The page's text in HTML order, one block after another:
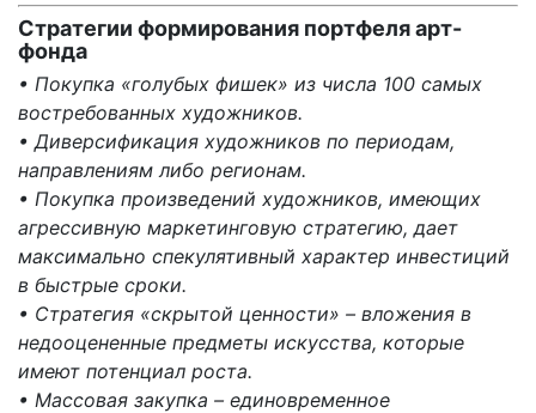
Стратегии формирования портфеля арт-
фонда
• Покупка «голубых фишек» из числа 100 самых
востребованных художников.
• Диверсификация художников по периодам,
направлениям либо регионам.
• Покупка произведений художников, имеющих
агрессивную маркетинговую стратегию, дает
максимально спекулятивный характер инвестиций
в быстрые сроки.
• Стратегия «скрытой ценности» – вложения в
недооцененные предметы искусства, которые
имеют потенциал роста.
• Массовая закупка – единовременное